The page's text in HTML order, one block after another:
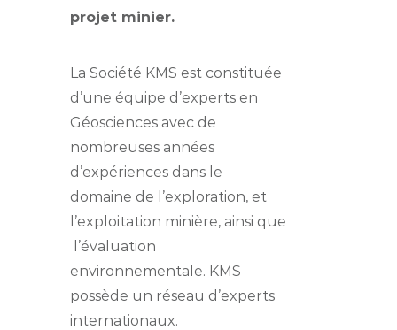
projet minier.
La Société KMS est constituée
d’une équipe d’experts en
Géosciences avec de
nombreuses années
d’expériences dans le
domaine de l’exploration, et
l’exploitation minière, ainsi que
l’évaluation
environnementale. KMS
possède un réseau d’experts
internationaux.